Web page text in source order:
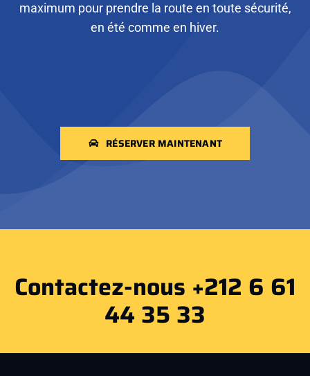
maximum pour prendre la route en toute sécurité,
en été comme en hiver.
RÉSERVER MAINTENANT
Contactez-nous +212 6 61
44 35 33